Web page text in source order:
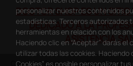
DOCTOR SHOP ES UN SITIO
DEDICADO A LA
ASISTENCIA
Copyright Doctor Shop España
personalizar nuestros contenidos
estadísticas. Terceros autorizados
herramientas en relación con los
Haciendo clic en “Aceptar” darás
utilizar todas las cookies. Haciendo
Cookies” es posible personalizar